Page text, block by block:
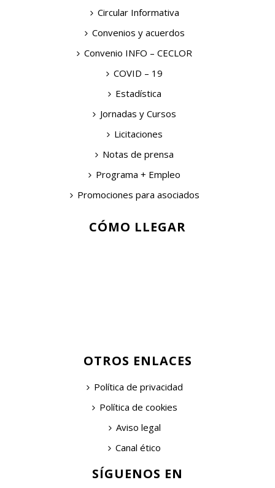
Circular Informativa
Convenios y acuerdos
Convenio INFO – CECLOR
COVID – 19
Estadística
Jornadas y Cursos
Licitaciones
Notas de prensa
Programa + Empleo
Promociones para asociados
CÓMO LLEGAR
OTROS ENLACES
Política de privacidad
Política de cookies
Aviso legal
Canal ético
SÍGUENOS EN